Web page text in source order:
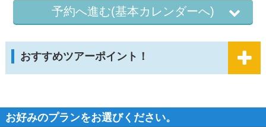
予約へ進む(基本カレンダーへ)
おすすめツアーポイント！
お好みのプランをお選びください。